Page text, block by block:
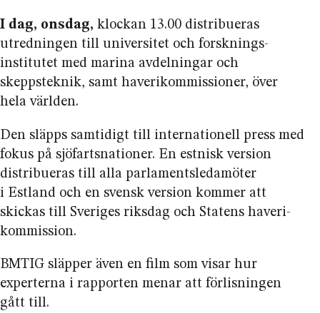
I dag, onsdag, klockan 13.00 distribueras
utredningen till universitet och forsknings­
institutet med marina avdelningar och
skeppsteknik, samt haveri­kommissioner, över
hela världen.
Den släpps samtidigt till internationell press med
fokus på sjöfarts­nationer. En estnisk version
distribueras till alla parlaments­ledamöter
i Estland och en svensk version kommer att
skickas till Sveriges riksdag och Statens haveri­
kommission.
BMTIG släpper även en film som visar hur
experterna i rapporten menar att förlisningen
gått till.